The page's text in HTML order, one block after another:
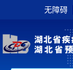
无障碍